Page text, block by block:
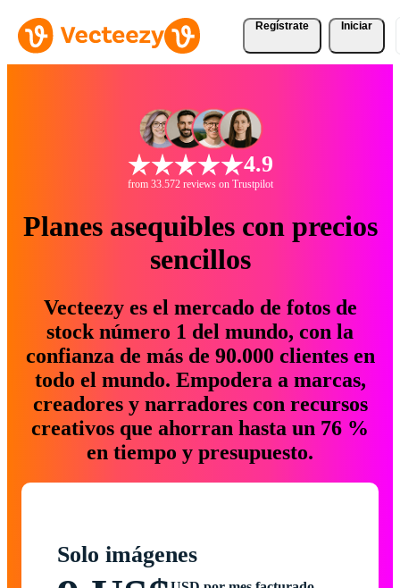
Regístrate Iniciar
4.9
from 33.572 reviews on Trustpilot
Planes asequibles con precios
sencillos
Vecteezy es el mercado de fotos de
stock número 1 del mundo, con la
confianza de más de 90.000 clientes en
todo el mundo. Empodera a marcas,
creadores y narradores con recursos
creativos que ahorran hasta un 76 %
en tiempo y presupuesto.
Solo imágenes